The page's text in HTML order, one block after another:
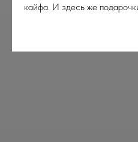
кайфа. И здесь же